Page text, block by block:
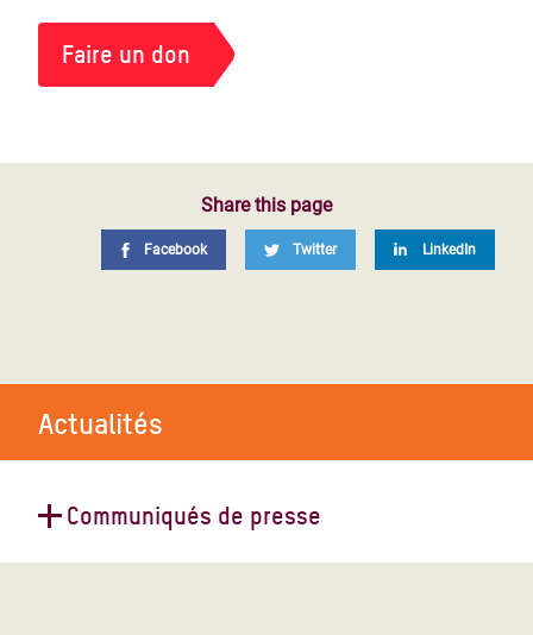
Faire un don
Share this page
Facebook Twitter LinkedIn
Actualités
Communiqués de presse